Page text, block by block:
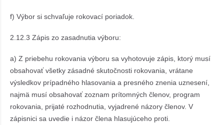
f) Výbor si schvaľuje rokovací poriadok.
2.12.3 Zápis zo zasadnutia výboru:
a) Z priebehu rokovania výboru sa vyhotovuje zápis, ktorý musí
obsahovať všetky zásadné skutočnosti rokovania, vrátane
výsledkov prípadného hlasovania a presného znenia uznesení,
najmä musí obsahovať zoznam prítomných členov, program
rokovania, prijaté rozhodnutia, vyjadrené názory členov. V
zápisnici sa uvedie i názor člena hlasujúceho proti.